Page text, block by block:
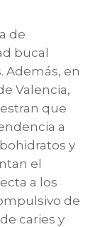
de
bucal
Además, en
Valencia,
que
a
y
el
a los
de
caries y